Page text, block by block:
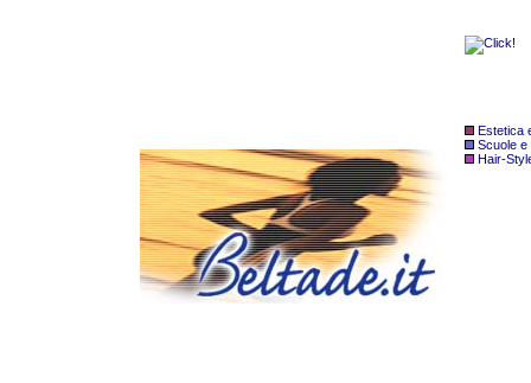
Estetica
Scuole e
Hair-